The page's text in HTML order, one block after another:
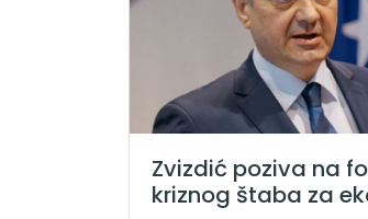
Zvizdić poziva na
kriznog štaba za